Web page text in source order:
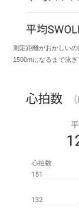
測定距離がおかしい
1500mになるまで泳